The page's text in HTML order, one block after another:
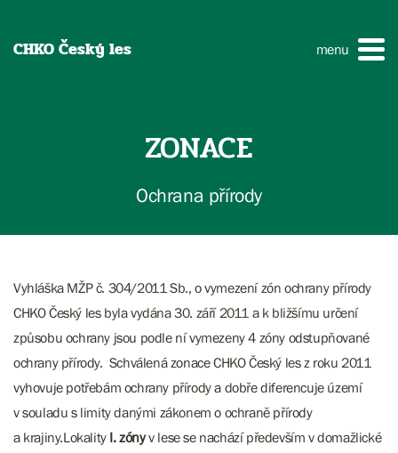
CHKO Český les menu
ZONACE
Ochrana přírody
Vyhláška MŽP č. 304/2011 Sb., o vymezení zón ochrany přírody
CHKO Český les byla vydána 30. září 2011 a k bližšímu určení
způsobu ochrany jsou podle ní vymezeny 4 zóny odstupňované
ochrany přírody. Schválená zonace CHKO Český les z roku 2011
vyhovuje potřebám ochrany přírody a dobře diferencuje území
v souladu s limity danými zákonem o ochraně přírody
a krajiny.Lokality I. zónyv lese se nachází především v domažlické